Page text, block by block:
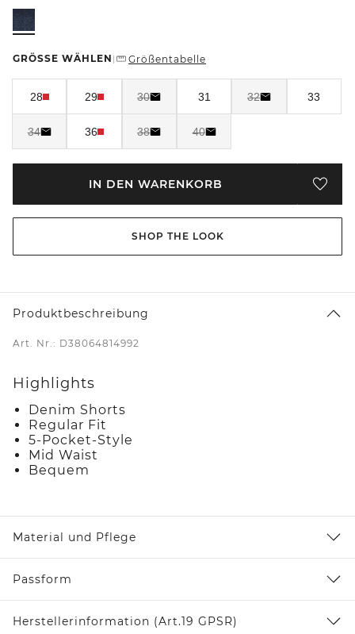
GRÖSSE WÄHLEN | Größentabelle
28 29 30 31 32 33
34 36 38 40
IN DEN WARENKORB
SHOP THE LOOK
Produktbeschreibung
Art. Nr.: D38064814992
Highlights
Denim Shorts
Regular Fit
5-Pocket-Style
Mid Waist
Bequem
Material und Pflege
Passform
Herstellerinformation (Art.19 GPSR)